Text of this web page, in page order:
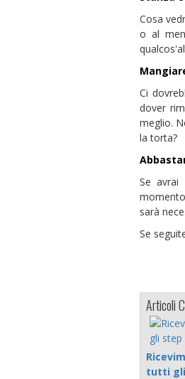
Cosa
o al
Ci
dover
meglio.
la torta?
Se avrai
sarà
Se
Articoli
tutti